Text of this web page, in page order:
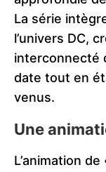
La série
l’univers DC,
interconnecté
date tout en
venus.
Une
L’animation